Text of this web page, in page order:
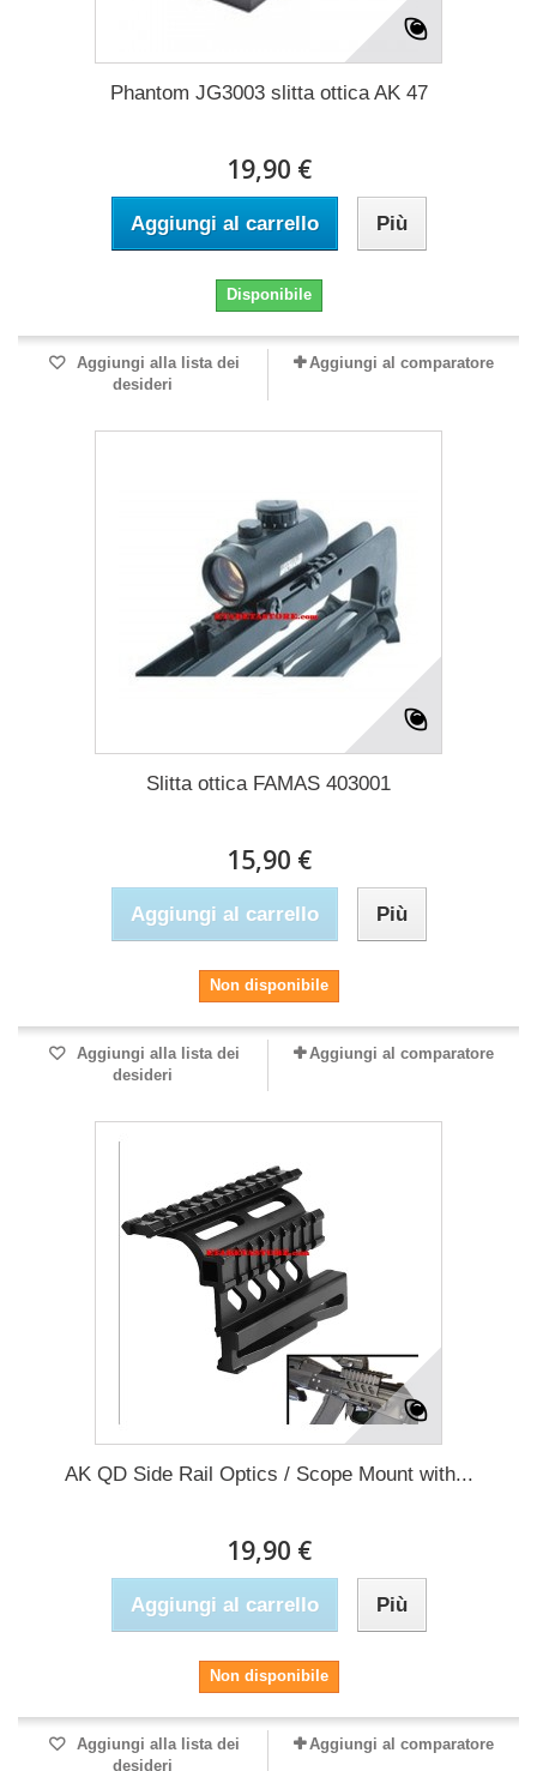
Phantom JG3003 slitta ottica AK 47
19,90 €
Aggiungi al carrello Più
Disponibile
Aggiungi alla lista dei
desideri
Aggiungi al comparatore
Slitta ottica FAMAS 403001
15,90 €
Aggiungi al carrello Più
Non disponibile
Aggiungi alla lista dei
desideri
Aggiungi al comparatore
AK QD Side Rail Optics / Scope Mount with...
19,90 €
Aggiungi al carrello Più
Non disponibile
Aggiungi alla lista dei
desideri
Aggiungi al comparatore